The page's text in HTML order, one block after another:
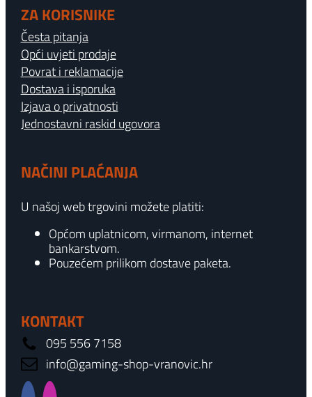
ZA KORISNIKE
Česta pitanja
Opći uvjeti prodaje
Povrat i reklamacije
Dostava i isporuka
Izjava o privatnosti
Jednostavni raskid ugovora
NAČINI PLAĆANJA
U našoj web trgovini možete platiti:
Općom uplatnicom, virmanom, internet
bankarstvom.
Pouzećem prilikom dostave paketa.
KONTAKT
095 556 7158
info@gaming-shop-vranovic.hr